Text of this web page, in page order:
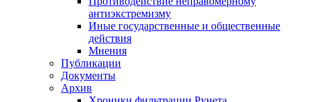
антиэкстремизму
Иные государственные и общественные
действия
Мнения
Публикации
Документы
Архив